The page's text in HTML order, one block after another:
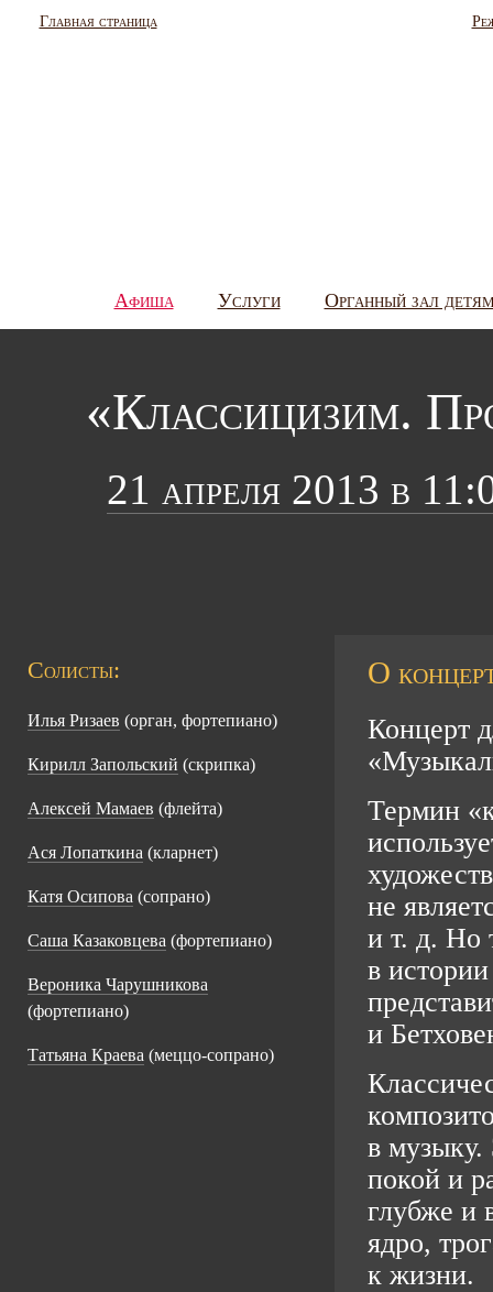
Главная страница
Афиша Услуги Органный зал
«Классицизим.
21 апреля 2013 в
Солисты:
Илья Ризаев (орган, фортепиано)
Кирилл Запольский (скрипка)
Алексей Мамаев (флейта)
Ася Лопаткина (кларнет)
Катя Осипова (сопрано)
Саша Казаковцева (фортепиано)
Вероника Чарушникова
(фортепиано)
Татьяна Краева (меццо-сопрано)
О
Концерт
Термин
не
и т. д. Но
в
и
в музыку.
покой и
глубже и
ядро,
к жизни.